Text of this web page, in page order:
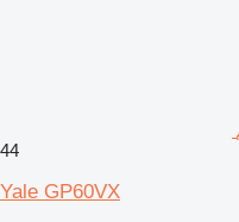
44
Yale GP60VX